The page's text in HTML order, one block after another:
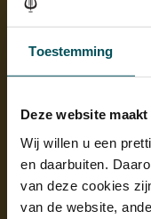
Toestemming
Deze website
Wij willen u een
en daarbuiten.
van deze cookies
van de website,